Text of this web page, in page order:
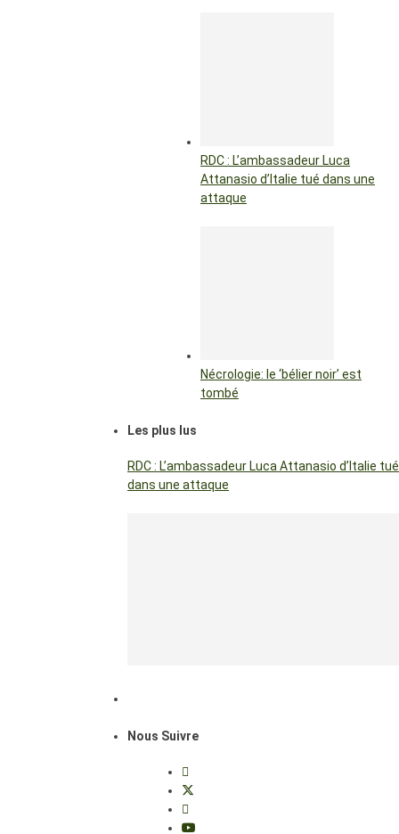
RDC : L’ambassadeur Luca
Attanasio d’Italie tué dans une
attaque
Nécrologie: le ‘bélier noir’ est
tombé
Les plus lus
RDC : L’ambassadeur Luca Attanasio d’Italie tué
dans une attaque
Nous Suivre